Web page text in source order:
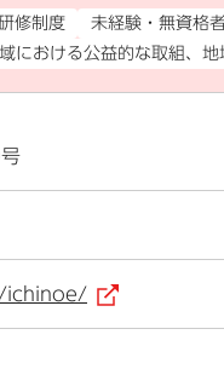
修制度
未経験・無資格
における公益的な取組、地
ichinoe/